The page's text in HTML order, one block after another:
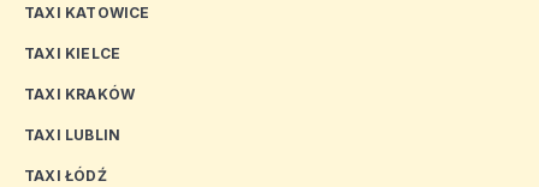
TAXI KATOWICE
TAXI KIELCE
TAXI KRAKÓW
TAXI LUBLIN
TAXI ŁÓDŹ